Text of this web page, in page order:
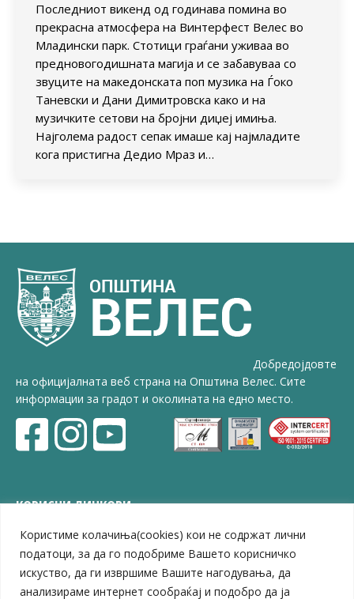
Користиме колачиња(cookies) кои не содржат лични
податоци, за да го подобриме Вашето корисничко
искуство, да ги извршиме Вашите нагодувања, да
анализираме интернет сообраќај и подобро да ја
Последниот викенд од годинава помина во
прекрасна атмосфера на Винтерфест Велес во
Младински парк. Стотици граѓани уживаа во
предновогодишната магија и се забавуваа со
звуците на македонската поп музика на Ѓоко
Таневски и Дани Димитровска како и на
музичките сетови на бројни диџеј имиња.
Најголема радост сепак имаше кај најмладите
кога пристигна Дедио Мраз и…
Добредојдовте
на официјалната веб страна на Општина Велес. Сите
информации за градот и околината на едно место.
КОРИСНИ ЛИНКОВИ
ЗЕЛС – Заедница на единиците на локална самоуправа
Центар за развој на Вардарски плански регион
Јавно комунално претпријатие „Дервен“
ЈПССО „Парк – спорт и паркинзи“